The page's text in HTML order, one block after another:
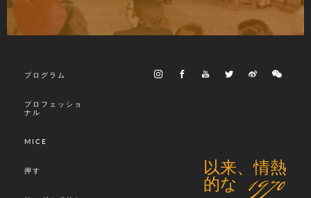
プログラム
プロフェッショ
ナル
MICE
押す 以来、情熱
的な 1970